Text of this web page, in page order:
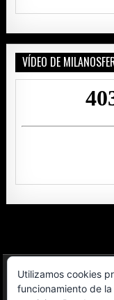
VÍDEO DE
Política de Privacidad
Utilizamos cookies
funcionamiento de